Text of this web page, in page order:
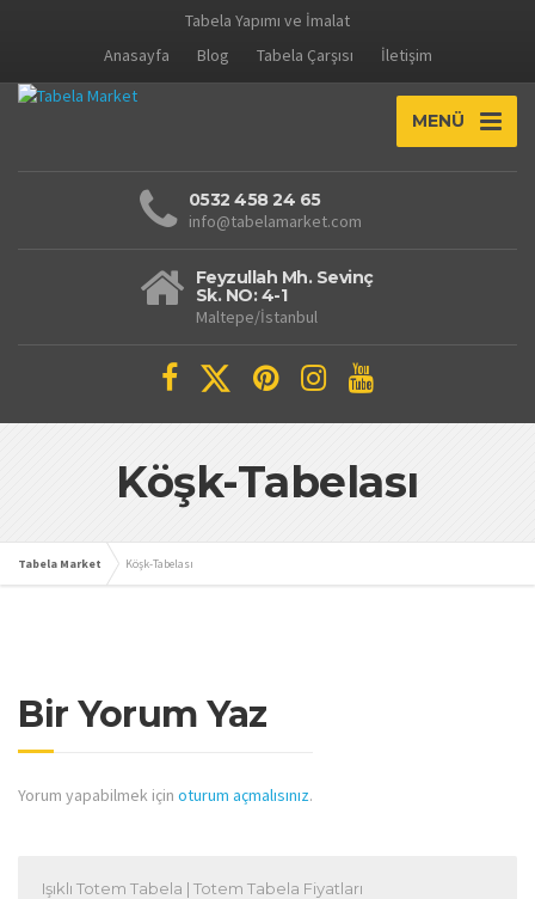
Tabela Yapımı ve İmalat
Anasayfa
Blog Tabela Çarşısı İletişim
MENÜ
0532 458 24 65
info@tabelamarket.com
Feyzullah Mh. Sevinç
Sk. NO: 4-1
Maltepe/İstanbul
Köşk-Tabelası
Tabela Market Köşk-Tabelası
Bir Yorum Yaz
Yorum yapabilmek için oturum açmalısınız.
Işıklı Totem Tabela | Totem Tabela Fiyatları